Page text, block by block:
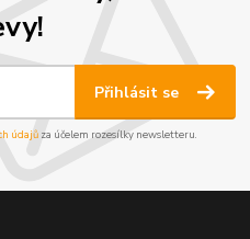
Přihlásit se
údajůza účelem rozesílky newsletteru.